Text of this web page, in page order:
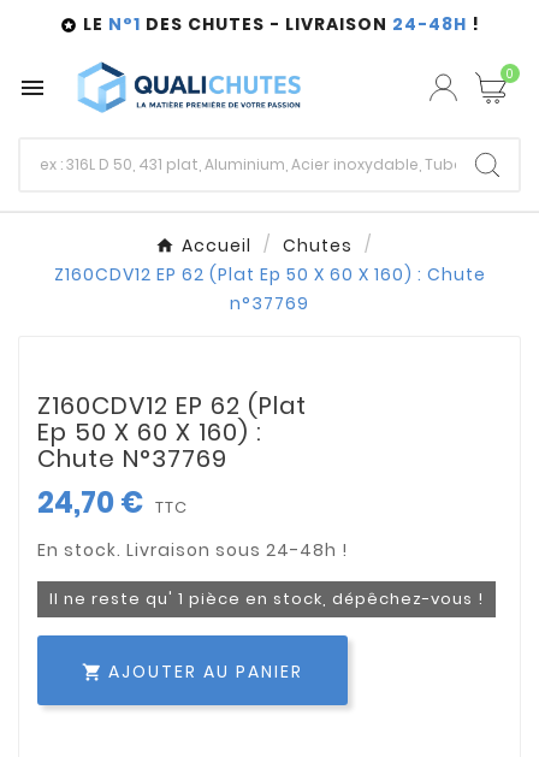
 LE N°1 DES CHUTES - LIVRAISON 24-48H !
 0
Accueil
Chutes
Z160CDV12 EP 62 (Plat Ep 50 X 60 X 160) : Chute
n°37769
Z160CDV12 EP 62 (Plat
Ep 50 X 60 X 160) :
Chute N°37769
24,70 € TTC
Il ne reste qu' 1 pièce en stock, dépêchez-vous !
 AJOUTER AU PANIER